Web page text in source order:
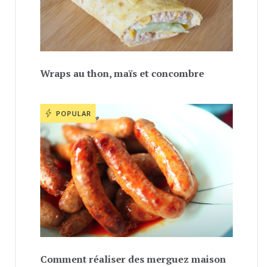
Wraps au thon, maïs et concombre
POPULAR
Comment réaliser des merguez maison